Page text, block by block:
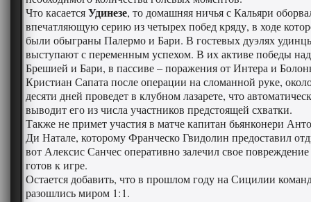
Что касаетсяУдинезе, то домашняя ничья с Кальяри
впечатляющую серию из четырех побед кряду, в ходе
были обыграны Палермо и Бари. В гостевых дуэлях
выступают с переменным успехом. В их активе победы над
Брешией и Бари, в пассиве – поражения от Интера и
Кристиан Сапата после операции на сломанной руке,
десяти дней проведет в клубном лазарете, что
выводит его из числа участников предстоящей схватки.
Также не примет участия в матче капитан бьянконери
Ди Натале, которому Франческо Гвидолин предоставил
вот Алексис Санчес оперативно залечил свое
готов к игре.
Остается добавить, что в прошлом году на Сицилии
разошлись миром 1:1.